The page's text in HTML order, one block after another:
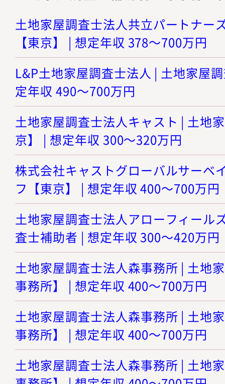
土地家屋調査士法人共立パートナー
【東京】 | 想定年収 378～700万円
L&P土地家屋調査士法人 | 土地家屋
定年収 490～700万円
土地家屋調査士法人キャスト | 土地
京】 | 想定年収 300～320万円
株式会社キャストグローバルサーベ
フ【東京】 | 想定年収 400～700万円
土地家屋調査士法人アローフィール
査士補助者 | 想定年収 300～420万円
土地家屋調査士法人森事務所 | 土地
事務所】 | 想定年収 400～700万円
土地家屋調査士法人森事務所 | 土地
事務所】 | 想定年収 400～700万円
土地家屋調査士法人森事務所 | 土地